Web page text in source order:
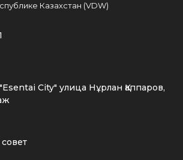
Казахстан (VDW)
City" улица Нұрлан Қаппаров,